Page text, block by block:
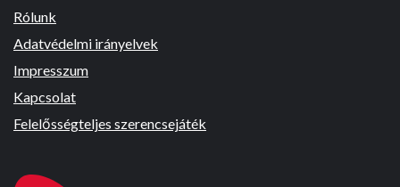
Rólunk
Adatvédelmi irányelvek
Impresszum
Kapcsolat
Felelősségteljes szerencsejáték